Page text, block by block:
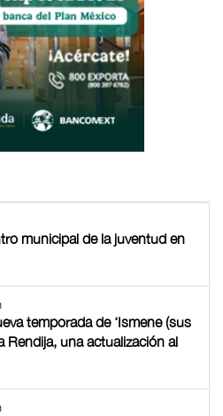
municipal de la juventud en
temporada de ‘Ismene (sus
Rendija, una actualización al